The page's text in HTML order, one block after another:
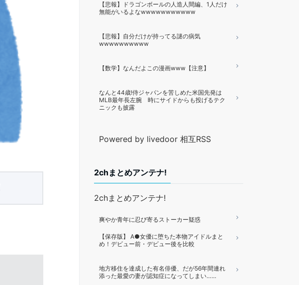
【悲報】ドラゴンボールの人造人間編、1人だけ
無能がいるよなwwwwwwwwwww
【悲報】自分だけが持ってる謎の病気
wwwwwwwwww
【数学】なんだよこの漫画www【注意】
なんと44歳!侍ジャパンを苦しめた米国先発は
MLB最年長左腕 時にサイドからも投げるテク
ニックも披露
Powered by livedoor 相互RSS
2chまとめアンテナ!
2chまとめアンテナ!
爽やか青年に忍び寄るストーカー疑惑
【保存版】 A●女優に堕ちた本物アイドルまと
め！デビュー前・デビュー後を比較
地方移住を達成した有名俳優、だが56年間連れ
添った最愛の妻が認知症になってしまい……